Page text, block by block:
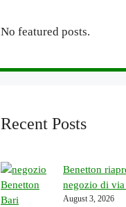
No featured posts.
Recent Posts
Benetton
negozio di via
August 3, 2026